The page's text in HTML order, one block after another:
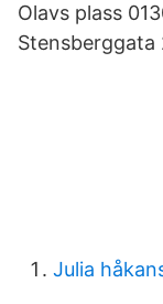
Olavs plass
Stensberggata
Julia